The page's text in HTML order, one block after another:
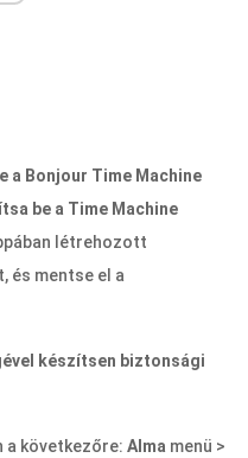
a Bonjour Time Machine
be a Time Machine
létrehozott
és mentse el a
készítsen biztonsági
a következőre: Alma menü >